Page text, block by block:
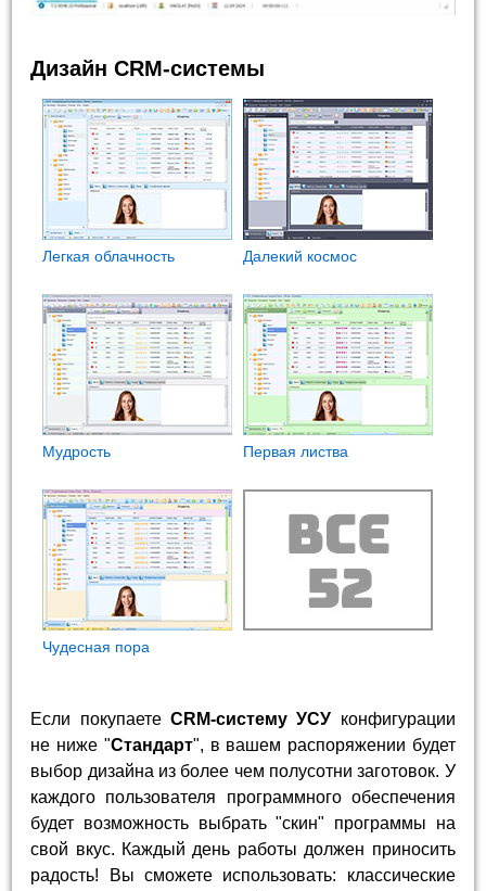
Дизайн CRM-системы
Легкая облачность Далекий космос
Мудрость Первая листва
Чудесная пора
Если покупаете CRM-систему УСУ конфигурации
не ниже "Стандарт", в вашем распоряжении будет
выбор дизайна из более чем полусотни заготовок. У
каждого пользователя программного обеспечения
будет возможность выбрать "скин" программы на
свой вкус. Каждый день работы должен приносить
радость! Вы сможете использовать: классические